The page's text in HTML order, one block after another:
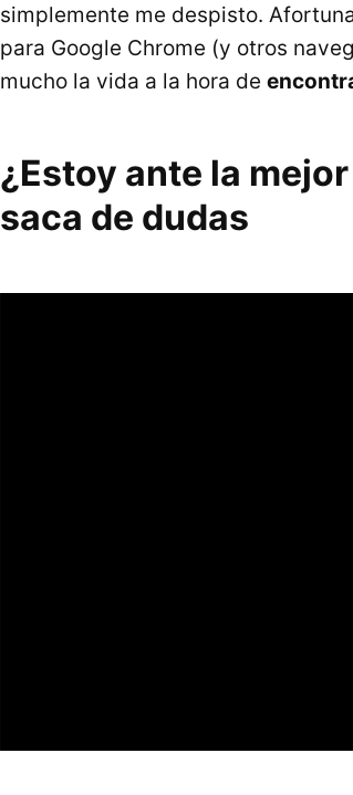
simplemente me despisto.
para Google Chrome (y otros
mucho la vida a la hora de
¿Estoy ante la
saca de dudas